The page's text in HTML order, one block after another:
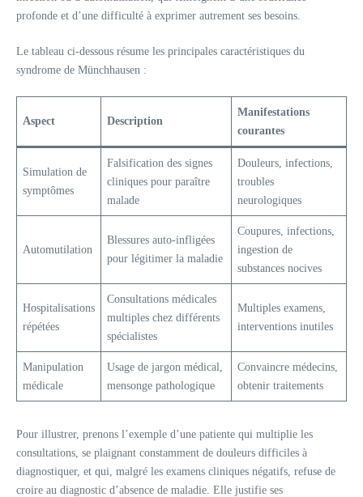
profonde et d’une difficulté à exprimer autrement ses besoins.
Le tableau ci-dessous résume les principales caractéristiques du
syndrome de Münchhausen :
Aspect Description
Manifestations
courantes
Simulation de
symptômes
Falsification des signes
cliniques pour paraître
malade
Douleurs, infections,
troubles
neurologiques
Automutilation
Blessures auto-infligées
pour légitimer la maladie
Coupures, infections,
ingestion de
substances nocives
Hospitalisations
répétées
Consultations médicales
multiples chez différents
spécialistes
Multiples examens,
interventions inutiles
Manipulation
médicale
Usage de jargon médical,
mensonge pathologique
Convaincre médecins,
obtenir traitements
Pour illustrer, prenons l’exemple d’une patiente qui multiplie les
consultations, se plaignant constamment de douleurs difficiles à
diagnostiquer, et qui, malgré les examens cliniques négatifs, refuse de
croire au diagnostic d’absence de maladie. Elle justifie ses